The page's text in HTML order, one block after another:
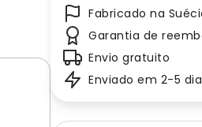
Fabricado na
Garantia de
Envio gratuito
Enviado em 2-5